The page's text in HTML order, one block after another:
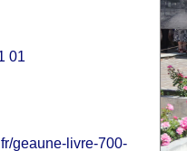
01
geaune-livre-700-